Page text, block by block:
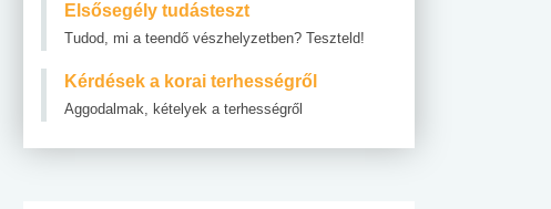
Elsősegély tudásteszt
Tudod, mi a teendő vészhelyzetben? Teszteld!
Kérdések a korai terhességről
Aggodalmak, kételyek a terhességről